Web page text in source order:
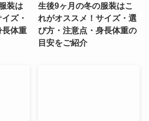
装は
ズ・
長体重
生後9ヶ月の冬の服装はこ
れがオススメ！サイズ・選
び方・注意点・身長体重の
目安をご紹介